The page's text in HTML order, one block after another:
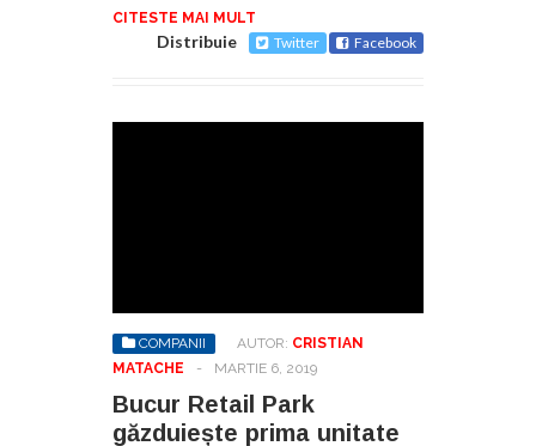
CITESTE MAI MULT
Distribuie Twitter Facebook
COMPANII AUTOR: CRISTIAN
MATACHE
- MARTIE 6, 2019
Bucur Retail Park
găzduiește prima unitate